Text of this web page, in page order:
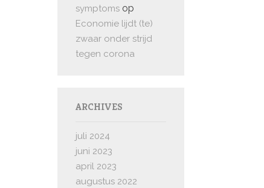
symptoms op
Economie lijdt (te)
zwaar onder strijd
tegen corona
ARCHIVES
juli 2024
juni 2023
april 2023
augustus 2022